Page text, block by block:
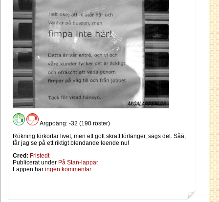
Argpoäng: -32 (190 röster)
Rökning förkortar livet, men ett gott skratt förlänger, sägs det. Såå,
får jag se på ett riktigt blendande leende nu!
Cred: Fristedt
Publicerat under På Stan-lappar
Lappen har ingen kommentar